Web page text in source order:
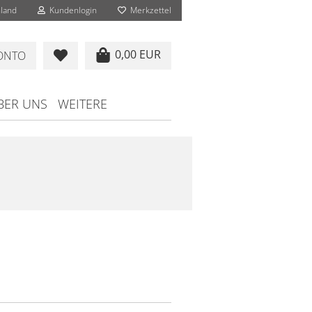
Kundenlogin Merkzettel
0,00 EUR
UNS WEITERE